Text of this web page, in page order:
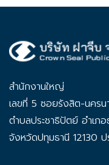
สำนักงานใหญ่
เลขที่ 5 ซอยรังสิต-นคร
ตำบลประชาธิปัตย์ อำเภ
จังหวัดปทุมธานี 12130 ป